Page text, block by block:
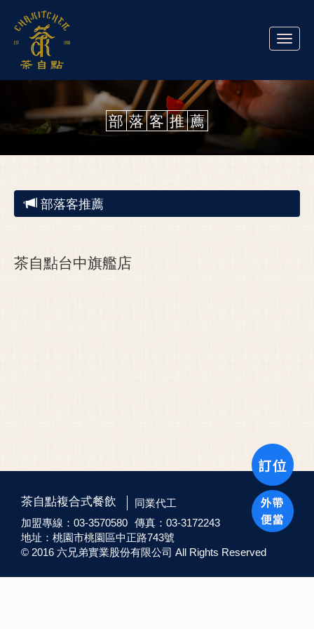
Toggle
部 落 客 推 薦
部落客推薦
茶自點台中旗艦店
茶自點複合式餐飲
同業代工
加盟專線：03-3570580 傳真：03-3172243
地址：桃園市桃園區中正路743號
© 2016 六兄弟實業股份有限公司 All Rights Reserved